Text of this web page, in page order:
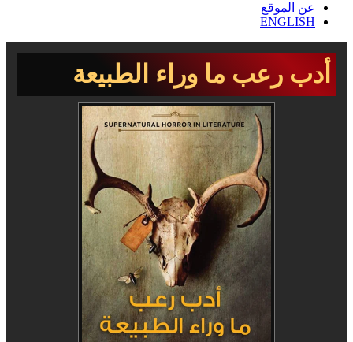
عن الموقع
ENGLISH
أدب رعب ما وراء الطبيعة